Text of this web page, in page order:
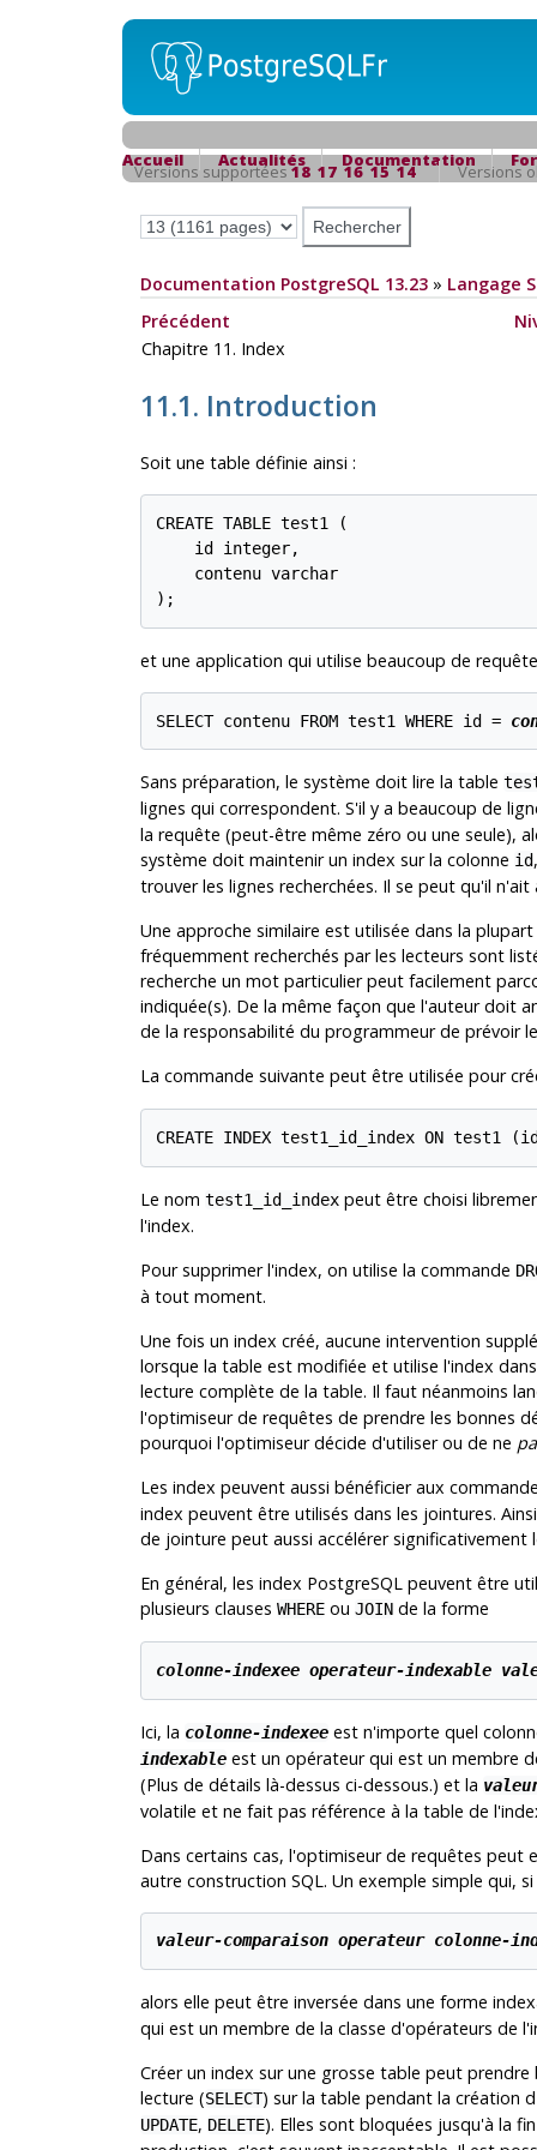
Accueil Actualités Documentation
Versions supportées18 17 16 15 14 Versions
Documentation PostgreSQL 13.23» Langage
Précédent
Chapitre 11. Index
11.1. Introduction
Soit une table définie ainsi :
CREATE TABLE test1 (
    id integer,
    contenu varchar
);
et une application qui utilise beaucoup de
SELECT contenu FROM test1 WHERE id =
Sans préparation, le système doit lire la table
lignes qui correspondent. S'il y a beaucoup de
la requête (peut-être même zéro ou une seule),
système doit maintenir un index sur la colonne id
trouver les lignes recherchées. Il se peut qu'il
Une approche similaire est utilisée dans la
fréquemment recherchés par les lecteurs sont
recherche un mot particulier peut facilement
indiquée(s). De la même façon que l'auteur doit
de la responsabilité du programmeur de prévoir
La commande suivante peut être utilisée pour
CREATE INDEX test1_id_index ON test1
Le nom test1_id_indexpeut être choisi
l'index.
Pour supprimer l'index, on utilise la commande
à tout moment.
Une fois un index créé, aucune intervention
lorsque la table est modifiée et utilise l'index
lecture complète de la table. Il faut néanmoins
l'optimiseur de requêtes de prendre les bonnes
pourquoi l'optimiseur décide d'utiliser ou de ne
Les index peuvent aussi bénéficier aux
index peuvent être utilisés dans les jointures.
de jointure peut aussi accélérer significativement
En général, les index PostgreSQLpeuvent être
plusieurs clauses WHEREou JOINde la forme
colonne-indexee operateur-indexable
Ici, la colonne-indexeeest n'importe quel
indexableest un opérateur qui est un membre
(Plus de détails là-dessus ci-dessous.) et la
volatile et ne fait pas référence à la table de
Dans certains cas, l'optimiseur de requêtes
autre construction SQL. Un exemple simple qui,
valeur-comparaison operateur colonne-
alors elle peut être inversée dans une forme
qui est un membre de la classe d'opérateurs de
Créer un index sur une grosse table peut
lecture (SELECT) sur la table pendant la création
UPDATE, DELETE). Elles sont bloquées jusqu'à la